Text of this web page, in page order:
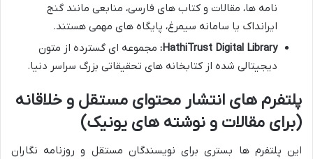
نامه ها، مقالات و کتاب های فارسی، منابعی مانند گنج
ایرانداک یا سامانه سیمرغ، پایگاه های مهمی هستند.
HathiTrust Digital Library: مجموعه ای گسترده از متون
دیجیتالی شده از کتابخانه های تحقیقاتی بزرگ سراسر دنیا.
پلتفرم های انتشار محتوای مستقل و خلاقانه
(برای مقالات و نوشته های یونیک)
این پلتفرم ها بستری برای نویسندگان مستقل و روزنامه نگاران